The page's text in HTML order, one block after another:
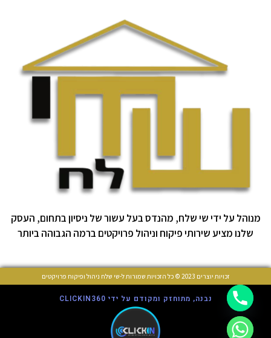
מנוהל על ידי שי שלח, מהנדס בעל עשור של ניסיון בתחום, העסק
שלנו מציע שירותי פיקוח וניהול פרויקטים ברמה הגבוהה ביותר
זכויות יוצרים 2023 © כל הזכויות שמורות ל-שי שלח ניהול ופיקוח פרויקטים
נבנה, מתוחזק ומקודם על ידי CLICKIN360